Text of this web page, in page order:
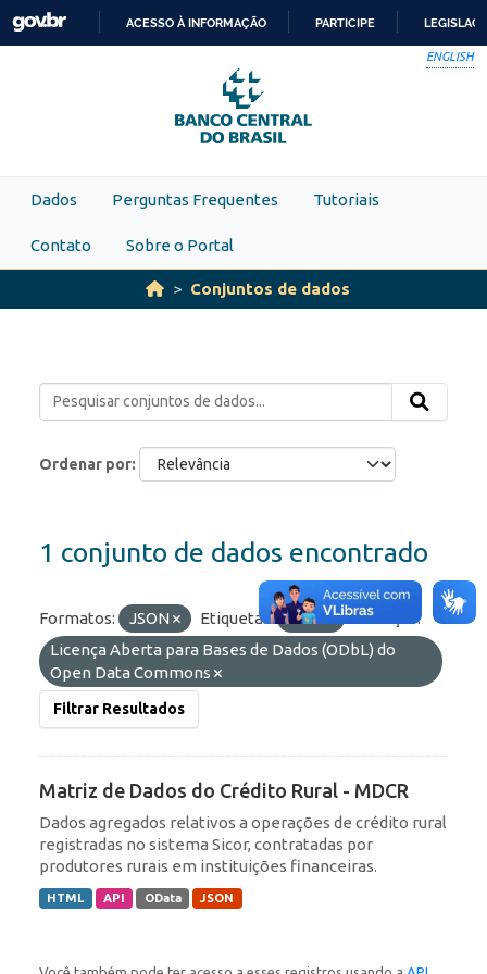
Skip to main content
PARA
O
CONTEÚDO
ACESSO À INFORMAÇÃO PARTICIPE
ENGLISH
Dados Perguntas Frequentes Tutoriais
Contato Sobre o Portal
Conjuntos de dados
Ordenar por
1 conjunto de dados encontrado
Formatos: JSON Etiquetas: rural
Licenças:
Licença Aberta para Bases de Dados (ODbL) do
Open Data Commons
Filtrar Resultados
Matriz de Dados do Crédito Rural - MDCR
Dados agregados relativos a operações de crédito rural
registradas no sistema Sicor, contratadas por
produtores rurais em instituições financeiras.
HTML API OData JSON